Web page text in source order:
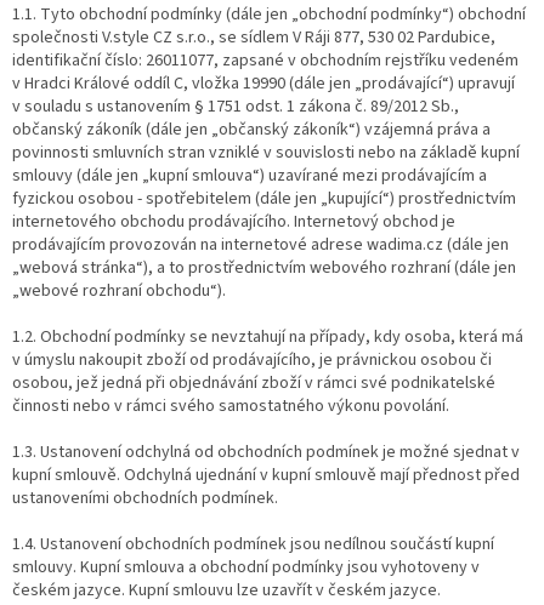
1.1. Tyto obchodní podmínky (dále jen „obchodní podmínky“) obchodní
společnosti V.style CZ s.r.o., se sídlem V Ráji 877, 530 02 Pardubice,
identifikační číslo: 26011077, zapsané v obchodním rejstříku vedeném
v Hradci Králové oddíl C, vložka 19990 (dále jen „prodávající“) upravují
v souladu s ustanovením § 1751 odst. 1 zákona č. 89/2012 Sb.,
občanský zákoník (dále jen „občanský zákoník“) vzájemná práva a
povinnosti smluvních stran vzniklé v souvislosti nebo na základě kupní
smlouvy (dále jen „kupní smlouva“) uzavírané mezi prodávajícím a
fyzickou osobou - spotřebitelem (dále jen „kupující“) prostřednictvím
internetového obchodu prodávajícího. Internetový obchod je
prodávajícím provozován na internetové adrese wadima.cz (dále jen
„webová stránka“), a to prostřednictvím webového rozhraní (dále jen
„webové rozhraní obchodu“).
1.2. Obchodní podmínky se nevztahují na případy, kdy osoba, která má
v úmyslu nakoupit zboží od prodávajícího, je právnickou osobou či
osobou, jež jedná při objednávání zboží v rámci své podnikatelské
činnosti nebo v rámci svého samostatného výkonu povolání.
1.3. Ustanovení odchylná od obchodních podmínek je možné sjednat v
kupní smlouvě. Odchylná ujednání v kupní smlouvě mají přednost před
ustanoveními obchodních podmínek.
1.4. Ustanovení obchodních podmínek jsou nedílnou součástí kupní
smlouvy. Kupní smlouva a obchodní podmínky jsou vyhotoveny v
českém jazyce. Kupní smlouvu lze uzavřít v českém jazyce.